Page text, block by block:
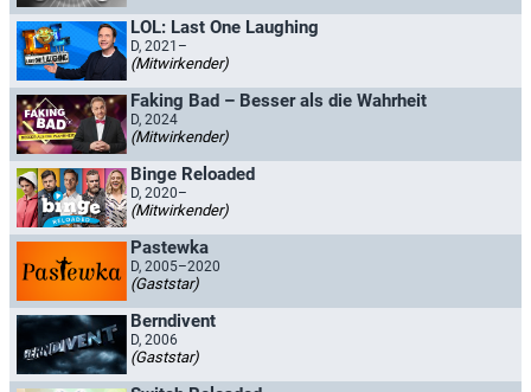
LOL: Last One Laughing
D, 2021–
(Mitwirkender)
Faking Bad – Besser als die Wahrheit
D, 2024
(Mitwirkender)
Binge Reloaded
D, 2020–
(Mitwirkender)
Pastewka
D, 2005–2020
(Gaststar)
Berndivent
D, 2006
(Gaststar)